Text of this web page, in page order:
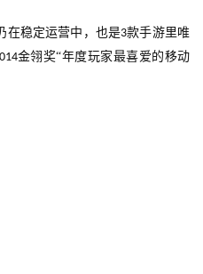
在稳定运营中，也是3款手游里唯
金翎奖“年度玩家最喜爱的移动